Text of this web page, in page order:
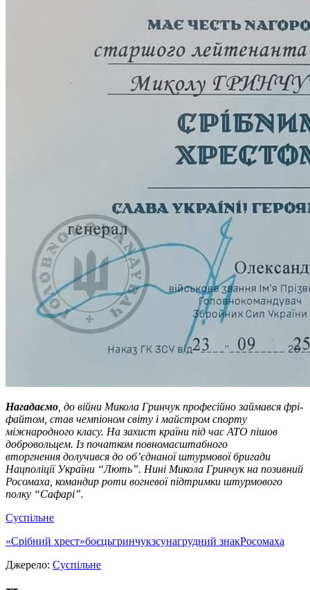
Нагадаємо , до війни Микола Гринчук професійно займався фрі-
файтом, став чемпіоном світу і майстром спорту
міжнародного класу. На захист країни під час АТО пішов
добровольцем. Із початком повномасштабного
вторгнення долучився до об’єднаної штурмової бригади
Нацполіції України “Лють”. Нині Микола Гринчук на позивний
Росомаха, командир роти вогневої підтримки штурмового
полку “Сафарі”.
Суспільне
«Срібний хрест»боєцьгринчукзсунагрудний знакРосомаха
Джерело: Суспільне